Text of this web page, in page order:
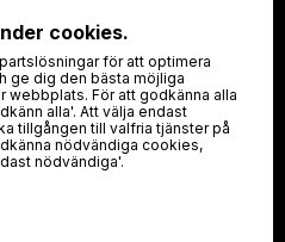
cookies.
för att optimera
ge dig den bästa möjliga
webbplats. För att godkänna alla
alla'. Att välja endast
tillgången till valfria tjänster på
nödvändiga cookies,
nödvändiga'.